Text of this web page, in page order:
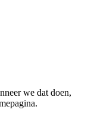
we dat doen,